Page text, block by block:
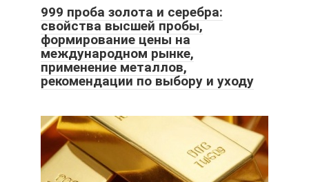
999 проба золота и серебра:
свойства высшей пробы,
формирование цены на
международном рынке,
применение металлов,
рекомендации по выбору и уходу